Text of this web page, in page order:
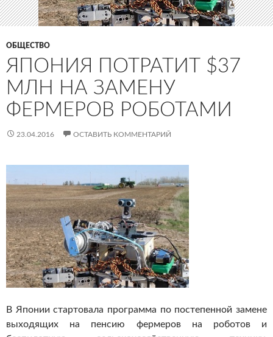
ОБЩЕСТВО
ЯПОНИЯ ПОТРАТИТ $37
МЛН НА ЗАМЕНУ
ФЕРМЕРОВ РОБОТАМИ
23.04.2016 ОСТАВИТЬ КОММЕНТАРИЙ
В Японии стартовала программа по постепенной замене
выходящих на пенсию фермеров на роботов и